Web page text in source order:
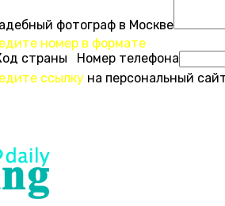
фотограф в Москве
номер в формате
страны Номер телефона
ссылку на персональный